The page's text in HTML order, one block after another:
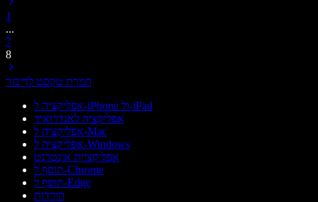
1
...
7
8
המרת טקסט לדיבור
אפליקציה ל-iPhone ול-iPad
אפליקציה לאנדרואיד
אפליקציה ל-Mac
אפליקציה ל-Windows
אפליקציית אינטרנט
תוסף ל-Chrome
תוסף ל-Edge
הורדות